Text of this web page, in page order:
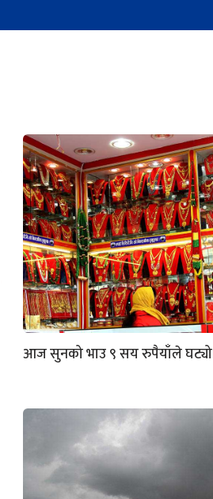
आज सुनको भाउ ९ सय रुपैयाँले घट्यो